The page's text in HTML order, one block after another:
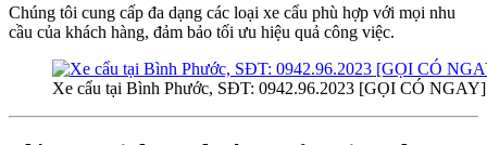
Chúng tôi cung cấp đa dạng các loại xe cẩu phù hợp với mọi nhu
cầu của khách hàng, đảm bảo tối ưu hiệu quả công việc.
Xe cẩu tại Bình Phước, SĐT: 0942.96.2023 [GỌI CÓ NGAY]